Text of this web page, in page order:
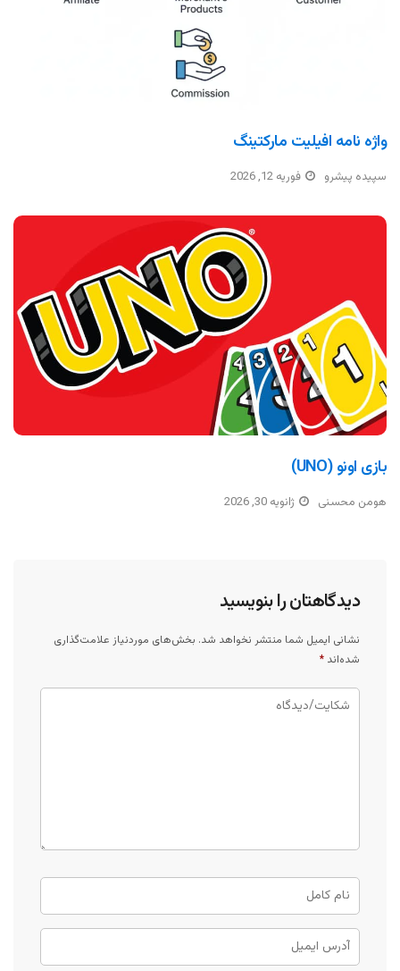
واژه نامه افیلیت مارکتینگ
سپیده پیشرو فوریه 12, 2026
بازی اونو (UNO)
هومن محسنی ژانویه 30, 2026
دیدگاهتان را بنویسید
نشانی ایمیل شما منتشر نخواهد شد. بخش‌های موردنیاز علامت‌گذاری
شده‌اند *